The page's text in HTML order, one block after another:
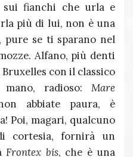
sui fianchi che urla e
più di lui, non è una
pure se ti sparano nel
Alfano, più denti
con il classico
radioso: Mare
abbiate paura, è
Poi, magari, qualcuno
cortesia, fornirà un
Frontex bis, che è una